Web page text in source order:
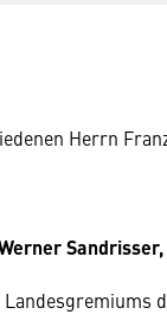
Herrn
Sandrisser,